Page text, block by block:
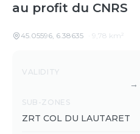
au profit du CNRS
45.05596, 6.38635 9,78 km²
Details
VALIDITY
→
SUB-ZONES
ZRT COL DU LAUTARET